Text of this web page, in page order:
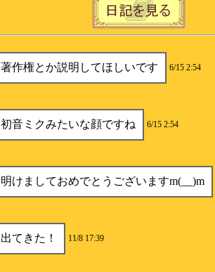
著作権とか説明してほしいです 6/15 2:54
初音ミクみたいな顔ですね 6/15 2:54
明けましておめでとうございますm(__)m
出てきた！ 11/8 17:39